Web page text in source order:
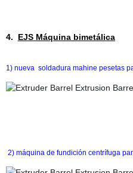
4. EJS Máquina bimetálica
1) nueva soldadura mahine pesetas
2) máquina de fundición centrífuga